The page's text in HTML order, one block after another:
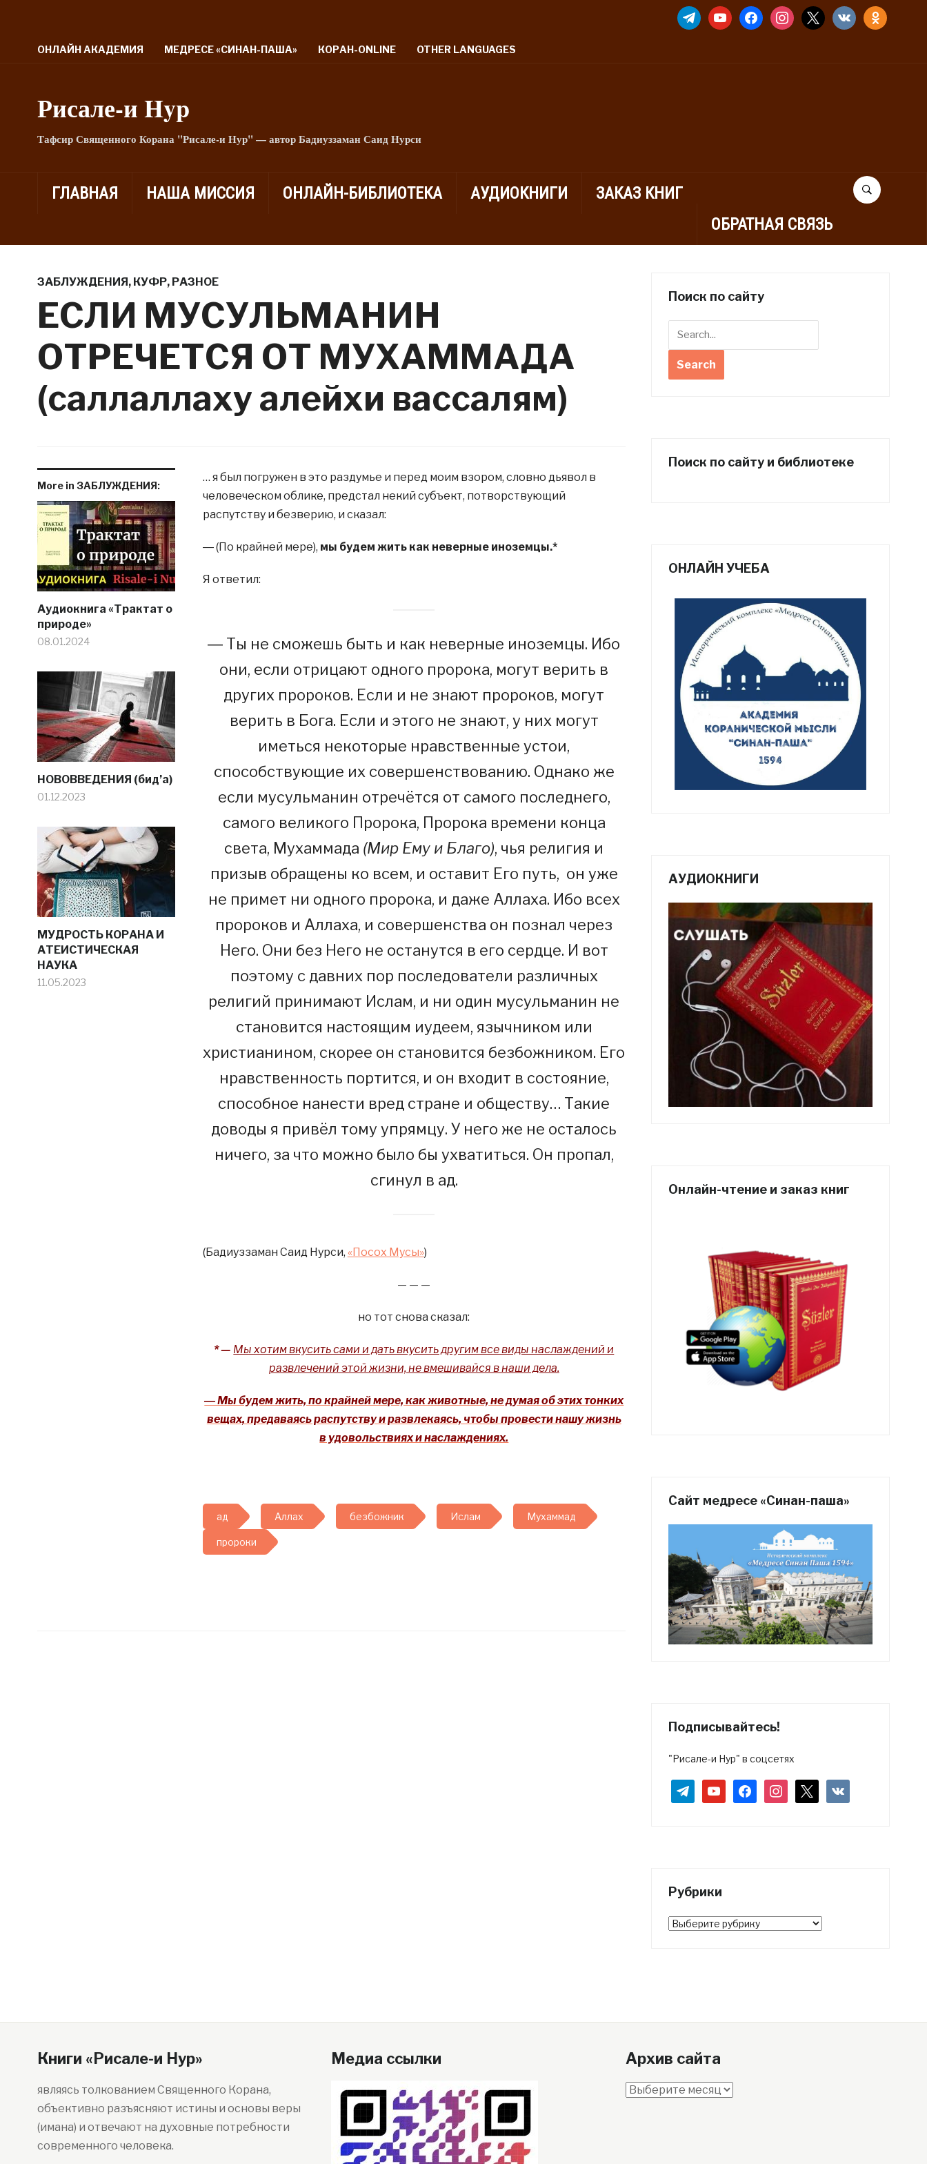
TELEGRAMYOUTUBEFACEBOOKINSTAGRAM
X VKONTAKTE
ОНЛАЙН АКАДЕМИЯ МЕДРЕСЕ «СИНАН-ПАША» КОРАН-ONLINE OTHER LANGUAGES
Рисале-и Hyp
Тафсир Священного Корана "Рисале-и Нур" — автор Бадиуззаман Саид Нурси
ГЛАВНАЯ НАША МИССИЯ ОНЛАЙН-БИБЛИОТЕКА АУДИОКНИГИ
ЗАКАЗ КНИГ
ОБРАТНАЯ СВЯЗЬ
ЗАБЛУЖДЕНИЯ, КУФР, РАЗНОЕ
ЕСЛИ МУСУЛЬМАНИН
ОТРЕЧЕТСЯ ОТ МУХАММАДА
(саллаллаху алейхи вассалям)
More in ЗАБЛУЖДЕНИЯ:
Аудиокнига «Трактат о
природе»
08.01.2024
НОВОВВЕДЕНИЯ (бид’а)
01.12.2023
МУДРОСТЬ КОРАНА И
АТЕИСТИЧЕСКАЯ
НАУКА
11.05.2023
… я был погружен в это раздумье и перед моим взором, словно дьявол в
человеческом облике, предстал некий субъект, потворствующий
распутству и безверию, и сказал:
― (По крайней мере), мы будем жить как неверные иноземцы.*
Я ответил:
― Ты не сможешь быть и как неверные иноземцы. Ибо
они, если отрицают одного пророка, могут верить в
других пророков. Если и не знают пророков, могут
верить в Бога. Если и этого не знают, у них могут
иметься некоторые нравственные устои,
способствующие их совершенствованию. Однако же
если мусульманин отречётся от самого последнего,
самого великого Пророка, Пророка времени конца
света, Мухаммада (Мир Ему и Благо), чья религия и
призыв обращены ко всем, и оставит Его путь, он уже
не примет ни одного пророка, и даже Аллаха. Ибо всех
пророков и Аллаха, и совершенства он познал через
Него. Они без Него не останутся в его сердце. И вот
поэтому с давних пор последователи различных
религий принимают Ислам, и ни один мусульманин не
становится настоящим иудеем, язычником или
христианином, скорее он становится безбожником. Его
нравственность портится, и он входит в состояние,
способное нанести вред стране и обществу… Такие
доводы я привёл тому упрямцу. У него же не осталось
ничего, за что можно было бы ухватиться. Он пропал,
сгинул в ад.
(Бадиуззаман Саид Нурси, «Посох Мусы»)
— — —
но тот снова сказал:
* — Мы хотим вкусить сами и дать вкусить другим все виды наслаждений и
развлечений этой жизни, не вмешивайся в наши дела.
― Мы будем жить, по крайней мере, как животные, не думая об этих тонких
вещах, предаваясь распутству и развлекаясь, чтобы провести нашу жизнь
в удовольствиях и наслаждениях.
ад Аллах безбожник Ислам Мухаммад
пророки
Поиск по сайту
Поиск по сайту и библиотеке
ОНЛАЙН УЧЕБА
АУДИОКНИГИ
Онлайн-чтение и заказ книг
Сайт медресе «Синан-паша»
Подписывайтесь!
"Рисале-и Нур" в соцсетях
telegramyoutubefacebookinstagram vkontakte
Рубрики
Рубрики
Книги «Рисале-и Нур»
являясь толкованием Священного Корана,
объективно разъясняют истины и основы веры
(имана) и отвечают на духовные потребности
современного человека.
Медиа ссылки Архив сайта
Архив